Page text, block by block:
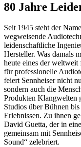
80 Jahre
​Seit 1945 steht der
wegweisende
leidenschaftliche
Hersteller. Was damals
heute eines der weltweit
für professionelle
feiert Sennheiser nicht
sondern auch die
Produkten Klangwelten
Studios über Bühnen
Erlebnissen. Zu ihnen
David Guetta, der in
gemeinsam mit
Sound“ zelebriert.